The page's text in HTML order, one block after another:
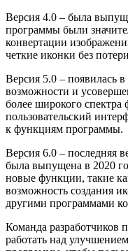
Версия 4.0 – была
программы были
конвертации
четкие иконки без
Версия 5.0 – появилась
возможности и
более широкого
пользовательский
к функциям программы.
Версия 6.0 – последняя
была выпущена в 2020
новые функции, такие
возможность создания
другими программами
Команда разработчиков
работать над